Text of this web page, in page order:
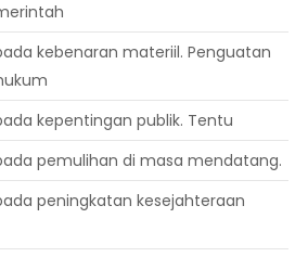
kebenaran materiil. Penguatan
kepentingan publik. Tentu
pemulihan di masa mendatang.
peningkatan kesejahteraan